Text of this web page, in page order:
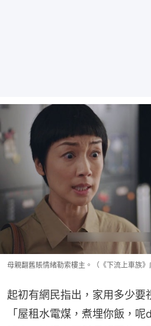
母親翻舊賬情緒勒索樓主。（《下流上車族》
起初有網民指出，家用多少要
「屋租水電煤，煮埋你飯，